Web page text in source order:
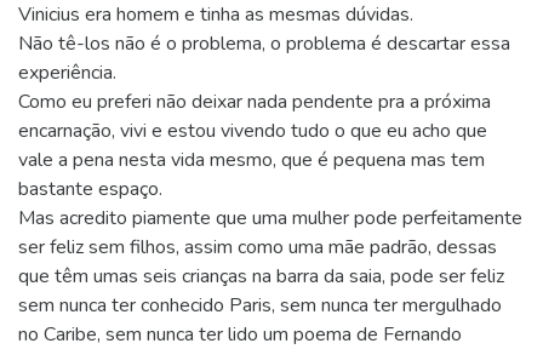
Vinicius era homem e tinha as mesmas dúvidas.
Não tê-los não é o problema, o problema é descartar essa
experiência.
Como eu preferi não deixar nada pendente pra a próxima
encarnação, vivi e estou vivendo tudo o que eu acho que
vale a pena nesta vida mesmo, que é pequena mas tem
bastante espaço.
Mas acredito piamente que uma mulher pode perfeitamente
ser feliz sem filhos, assim como uma mãe padrão, dessas
que têm umas seis crianças na barra da saia, pode ser feliz
sem nunca ter conhecido Paris, sem nunca ter mergulhado
no Caribe, sem nunca ter lido um poema de Fernando